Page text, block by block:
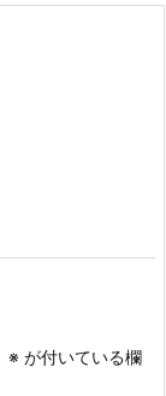
※ が付いている欄